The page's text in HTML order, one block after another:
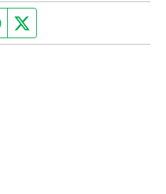
Facebook page